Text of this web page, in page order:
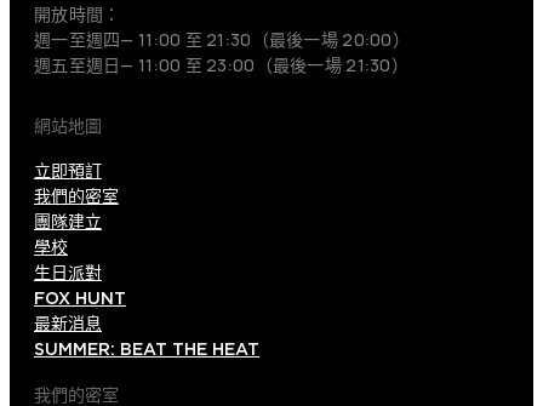
開放時間：
週一至週四— 11:00 至 21:30（最後一場 20:00）
週五至週日— 11:00 至 23:00（最後一場 21:30）
網站地圖
立即預訂
我們的密室
團隊建立
學校
生日派對
FOX HUNT
最新消息
SUMMER: BEAT THE HEAT
我們的密室